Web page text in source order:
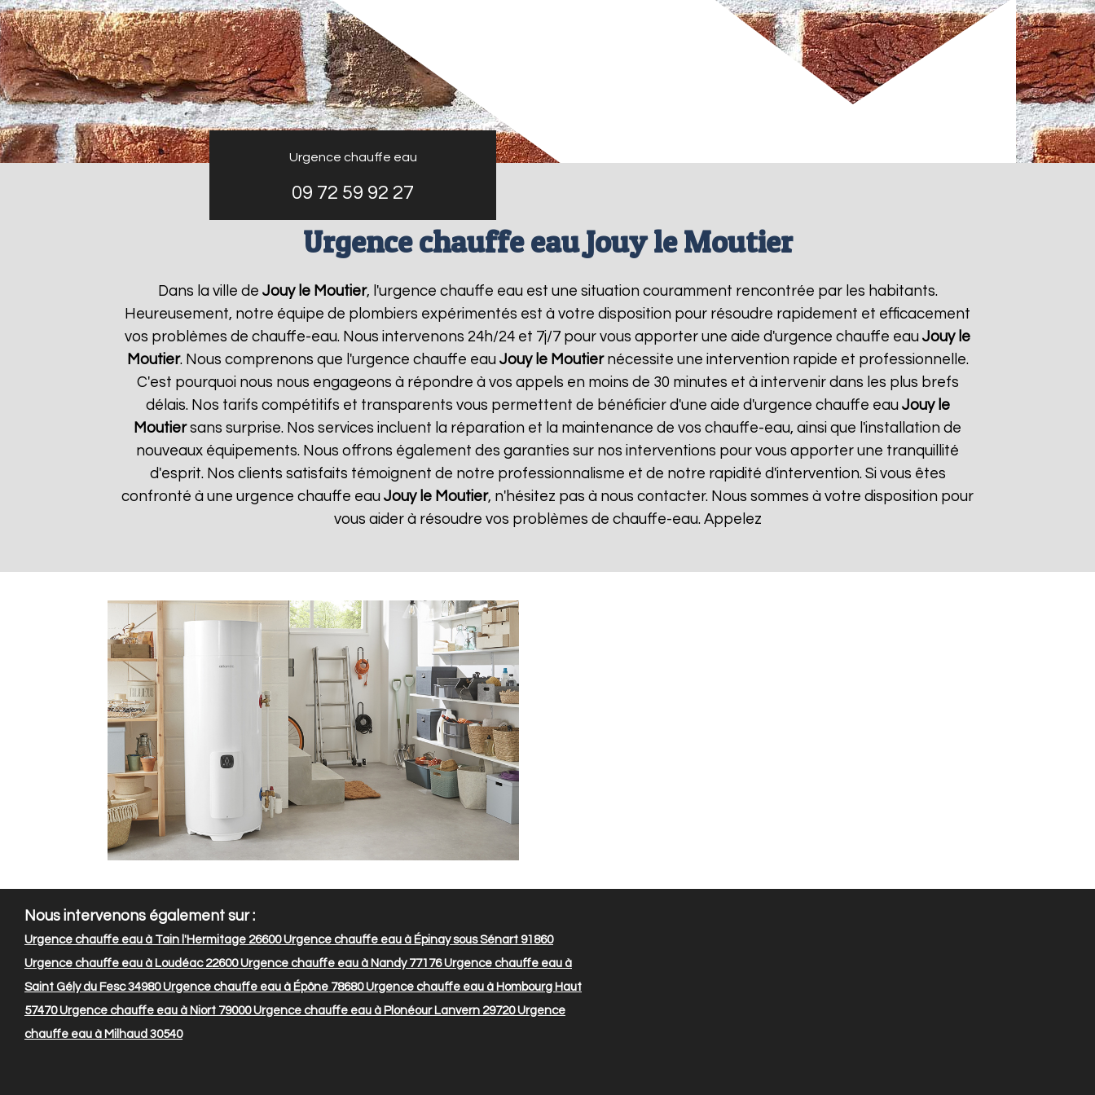
Urgence chauffe eau
09 72 59 92 27
Urgence chauffe eau Jouy le Moutier
Dans la ville de Jouy le Moutier, l'urgence chauffe eau est une situation couramment rencontrée par les habitants.
Heureusement, notre équipe de plombiers expérimentés est à votre disposition pour résoudre rapidement et efficacement
vos problèmes de chauffe-eau. Nous intervenons 24h/24 et 7j/7 pour vous apporter une aide d'urgence chauffe eau Jouy le
Moutier. Nous comprenons que l'urgence chauffe eau Jouy le Moutiernécessite une intervention rapide et professionnelle.
C'est pourquoi nous nous engageons à répondre à vos appels en moins de 30 minutes et à intervenir dans les plus brefs
délais. Nos tarifs compétitifs et transparents vous permettent de bénéficier d'une aide d'urgence chauffe eau Jouy le
Moutiersans surprise. Nos services incluent la réparation et la maintenance de vos chauffe-eau, ainsi que l'installation de
nouveaux équipements. Nous offrons également des garanties sur nos interventions pour vous apporter une tranquillité
d'esprit. Nos clients satisfaits témoignent de notre professionnalisme et de notre rapidité d'intervention. Si vous êtes
confronté à une urgence chauffe eau Jouy le Moutier, n'hésitez pas à nous contacter. Nous sommes à votre disposition pour
vous aider à résoudre vos problèmes de chauffe-eau. Appelez
Nous intervenons également sur :
Urgence chauffe eau à Tain l'Hermitage 26600Urgence chauffe eau à Épinay sous Sénart 91860
Urgence chauffe eau à Loudéac 22600Urgence chauffe eau à Nandy 77176Urgence chauffe eau à
Saint Gély du Fesc 34980Urgence chauffe eau à Épône 78680Urgence chauffe eau à Hombourg Haut
57470Urgence chauffe eau à Niort 79000Urgence chauffe eau à Plonéour Lanvern 29720Urgence
chauffe eau à Milhaud 30540